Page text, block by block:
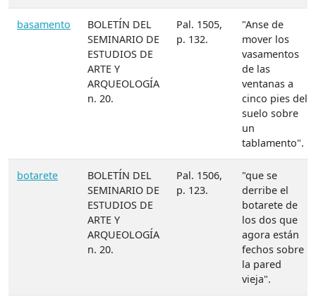
basamento
BOLETÍN DEL
SEMINARIO DE
ESTUDIOS DE
ARTE Y
ARQUEOLOGÍA
n. 20.
Pal. 1505,
p. 132.
"Anse de
mover los
vasamentos
de las
ventanas a
cinco pies del
suelo sobre
un
tablamento".
botarete
BOLETÍN DEL
SEMINARIO DE
ESTUDIOS DE
ARTE Y
ARQUEOLOGÍA
n. 20.
Pal. 1506,
p. 123.
"que se
derribe el
botarete de
los dos que
agora están
fechos sobre
la pared
vieja".